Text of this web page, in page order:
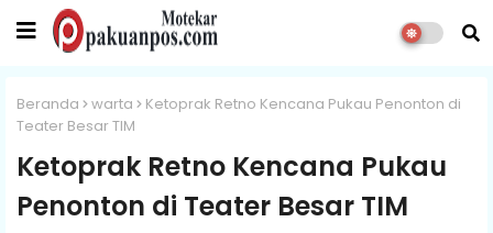
Beranda warta
Ketoprak Retno Kencana Pukau Penonton di
Teater Besar TIM
Ketoprak Retno Kencana Pukau
Penonton di Teater Besar TIM